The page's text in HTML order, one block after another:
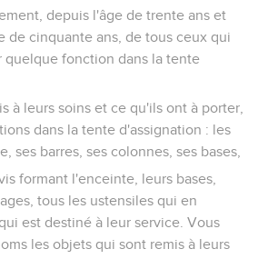
depuis l'âge de trente ans et
de cinquante ans, de tous ceux qui
quelque fonction dans la tente
à leurs soins et ce qu'ils ont à porter,
dans la tente d'assignation : les
ses barres, ses colonnes, ses bases,
formant l'enceinte, leurs bases,
tous les ustensiles qui en
est destiné à leur service. Vous
les objets qui sont remis à leurs